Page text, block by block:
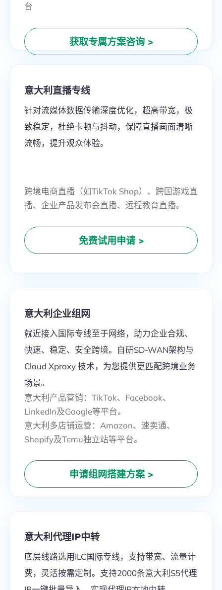
台
获取专属方案咨询>
意大利直播专线
针对流媒体数据传输深度优化，超高带宽，极
致稳定，杜绝卡顿与抖动，保障直播画面清晰
流畅，提升观众体验。
跨境电商直播（如TikTok Shop）、跨国游戏直
播、企业产品发布会直播、远程教育直播。
免费试用申请>
意大利企业组网
就近接入国际专线至于网络，助力企业合规、
快速、稳定、安全跨境。自研SD-WAN架构与
Cloud Xproxy 技术，为您提供更匹配跨境业务
场景。
意大利产品营销：TikTok、Facebook、
LinkedIn及Google等平台。
意大利多店铺运营：Amazon、速卖通、
Shopify及Temu独立站等平台。
申请组网搭建方案>
意大利代理IP中转
底层线路选用ILC国际专线，支持带宽、流量计
费，灵活按需定制。支持2000条意大利S5代理